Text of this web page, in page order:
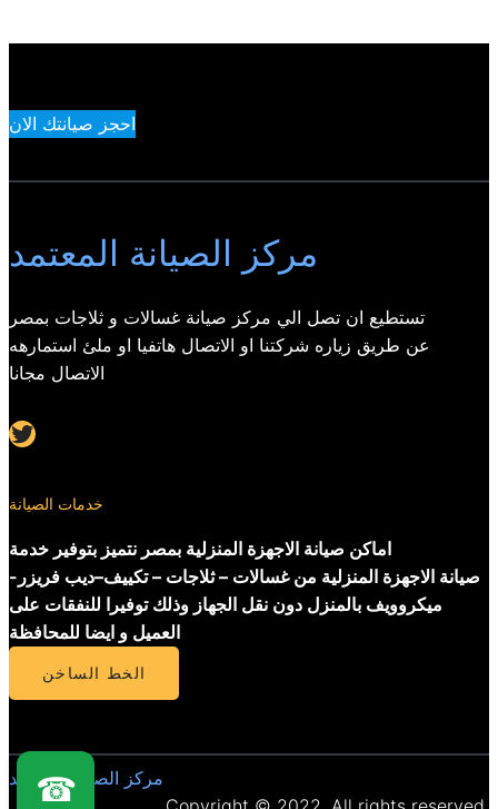
احجز صيانتك الان
مركز الصيانة المعتمد
تستطيع ان تصل الي مركز صيانة غسالات و ثلاجات بمصر
عن طريق زياره شركتنا او الاتصال هاتفيا او ملئ استمارهه
الاتصال مجانا
Twitter
خدمات الصيانة
اماكن صيانة الاجهزة المنزلية بمصر نتميز بتوفير خدمة
صيانة الاجهزة المنزلية من غسالات – ثلاجات – تكييف–ديب فريزر-
ميكروويف بالمنزل دون نقل الجهاز وذلك توفيرا للنفقات على
العميل و ايضا للمحافظة
الخط الساخن
مركز الصيانة المعتمد
☎